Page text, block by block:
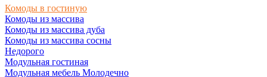
Комоды в гостиную
Комоды из массива
Комоды из массива дуба
Комоды из массива сосны
Недорого
Модульная гостиная
Модульная мебель Молодечно